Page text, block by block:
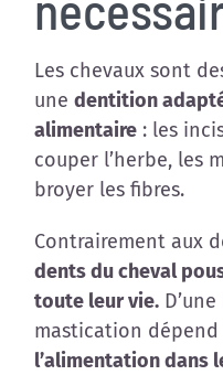
Galerie
Contact
Les chevaux sont
unedentition
alimentaire : les
couper l’herbe, les
broyer les fibres.
Contrairement aux
dents du cheval
toute leur vie.
mastication
l’alimentation dans